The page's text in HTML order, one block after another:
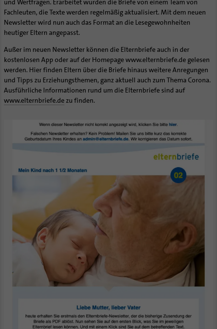
und Wertfragen. Erarbeitet wurden die Briefe von einem Team von
Fachleuten, die Texte werden regelmäßig aktualisiert. Mit dem neuen
Newsletter wird nun auch das Format an die Lesegewohnheiten
heutiger Eltern angepasst.
Außer im neuen Newsletter können die Elternbriefe auch in der
kostenlosen App oder auf der Homepage www.elternbriefe.de gelesen
werden. Hier finden Eltern über die Briefe hinaus weitere Anregungen
und Tipps zu Erziehungsthemen, ganz aktuell auch zum Thema Corona.
Ausführliche Informationen rund um die Elternbriefe sind auf
www.elternbriefe.dezu finden.